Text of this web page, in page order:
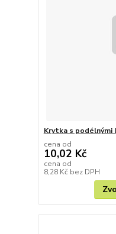
Krytka s podélnými
cena od
10,02 Kč
cena od
8,28 Kč bez DPH